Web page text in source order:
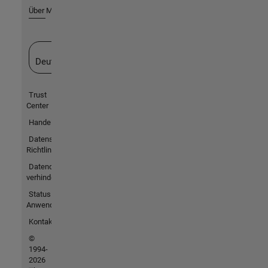
Über MathWorks
Deutschland
Trust
Center
Handelsmarken
Datenschutz-
Richtlinien
Datendiebstahl
verhindern
Status von
Anwendungen
Kontakt
©
1994-
2026